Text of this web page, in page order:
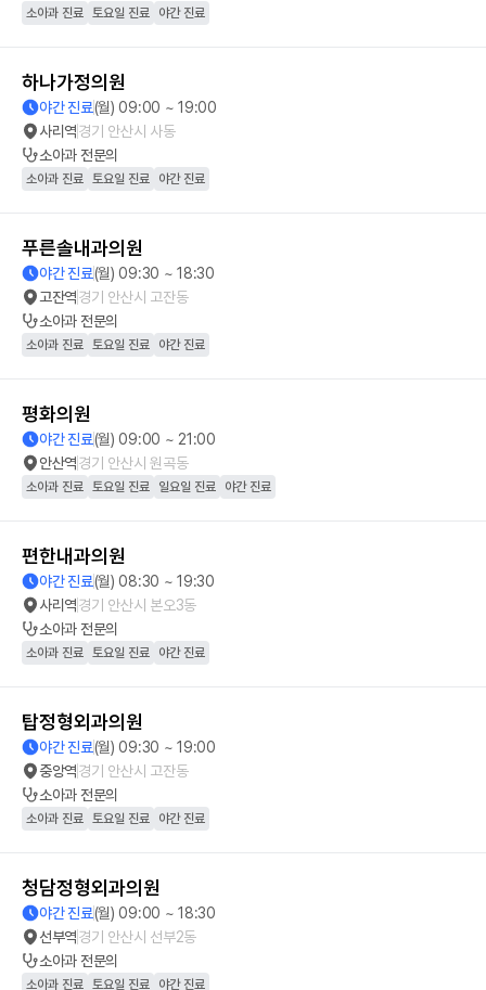
소아과 진료 토요일 진료 야간 진료
하나가정의원
야간 진료(월) 09:00 ~ 19:00
사리역경기 안산시 사동
소아과전문의
소아과 진료 토요일 진료 야간 진료
푸른솔내과의원
야간 진료(월) 09:30 ~ 18:30
고잔역경기 안산시 고잔동
소아과전문의
소아과 진료 토요일 진료 야간 진료
평화의원
야간 진료(월) 09:00 ~ 21:00
안산역경기 안산시 원곡동
소아과 진료 토요일 진료 일요일 진료 야간 진료
편한내과의원
야간 진료(월) 08:30 ~ 19:30
사리역경기 안산시 본오3동
소아과전문의
소아과 진료 토요일 진료 야간 진료
탑정형외과의원
야간 진료(월) 09:30 ~ 19:00
중앙역경기 안산시 고잔동
소아과전문의
소아과 진료 토요일 진료 야간 진료
청담정형외과의원
야간 진료(월) 09:00 ~ 18:30
선부역경기 안산시 선부2동
소아과전문의
소아과 진료 토요일 진료 야간 진료